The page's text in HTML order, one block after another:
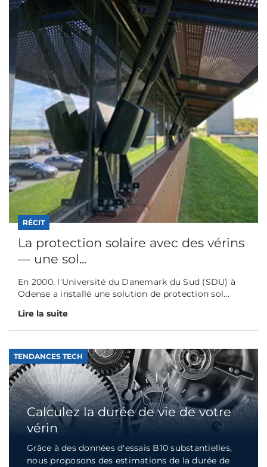
RÉCIT
La protection solaire avec des vérins
— une sol...
En 2000, l'Université du Danemark du Sud (SDU) à
Odense a installé une solution de protection sol...
Lire la suite
TENDANCES TECH
Calculez la durée de vie de votre
vérin
Grâce à des données d'essais B10 substantielles,
nous proposons des estimations de la durée de